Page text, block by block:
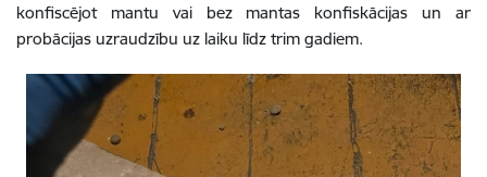
konfiscējot mantu vai bez mantas konfiskācijas un ar
probācijas uzraudzību uz laiku līdz trim gadiem.